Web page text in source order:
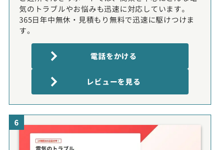
気のトラブルやお悩みも迅速に対応しています。
365日年中無休・見積もり無料で迅速に駆けつけま
す。
電話をかける
レビューを見る
6